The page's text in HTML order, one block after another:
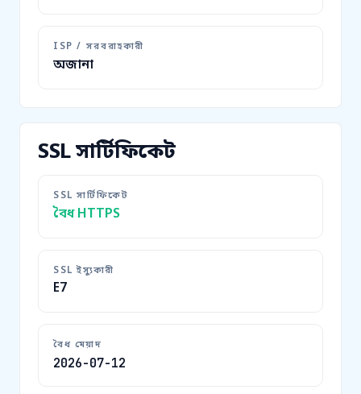
ISP / সরবরাহকারী
অজানা
SSL সার্টিফিকেট
SSL সার্টিফিকেট
বৈধ HTTPS
SSL ইস্যুকারী
E7
বৈধ মেয়াদ
2026-07-12